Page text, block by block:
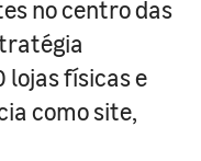
no centro das
lojas físicas e
como site,